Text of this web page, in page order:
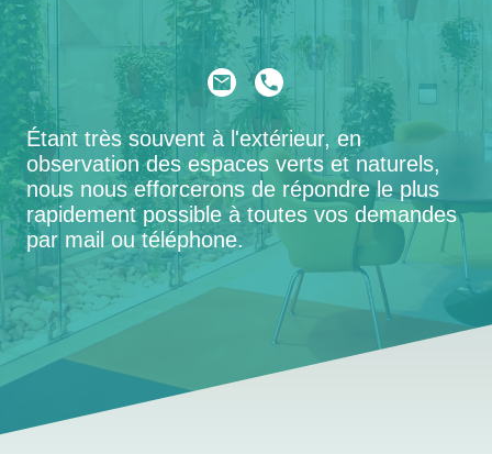
Étant très souvent à l'extérieur, en
observation des espaces verts et naturels,
nous nous efforcerons de répondre le plus
rapidement possible à toutes vos demandes
par mail ou téléphone.